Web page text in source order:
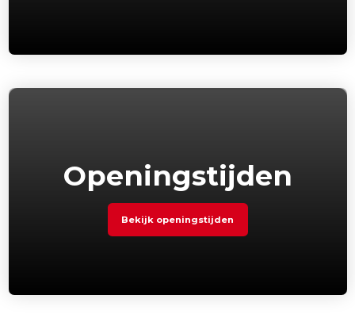
Openingstijden
Bekijk openingstijden